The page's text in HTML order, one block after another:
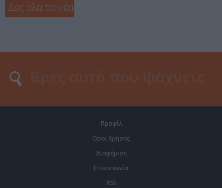
Δες όλα τα νέα
Προφίλ
Οροι Χρήσης
Διαφήμιση
Επικοινωνία
RSS